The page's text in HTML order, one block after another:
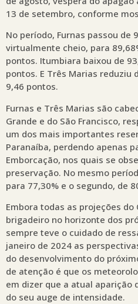
13 de setembro, conforme
No período, Furnas passou de
virtualmente cheio, para
pontos. Itumbiara baixou de
pontos. E Três Marias reduziu
9,46 pontos.
Furnas e Três Marias são
Grande e do São Francisco,
um dos mais importantes
Paranaíba, perdendo apenas
Emborcação, nos quais se
preservação. No mesmo
para 77,30% e o segundo, de
Embora todas as projeções do
brigadeiro no horizonte dos
sempre teve o cuidado de
janeiro de 2024 as
do desenvolvimento do
de atenção é que os
em dizer que a atual aparição
do seu auge de intensidade.